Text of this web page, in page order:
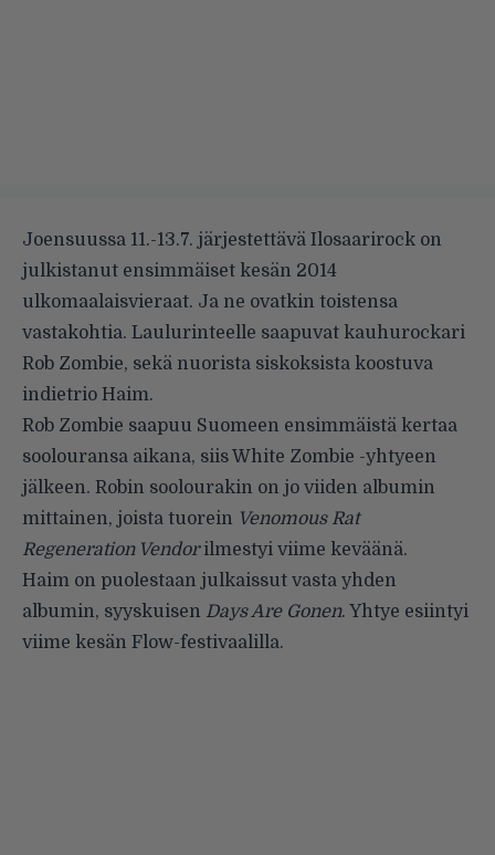
Joensuussa 11.-13.7. järjestettävä Ilosaarirock on
julkistanut ensimmäiset kesän 2014
ulkomaalaisvieraat. Ja ne ovatkin toistensa
vastakohtia. Laulurinteelle saapuvat kauhurockari
Rob Zombie, sekä nuorista siskoksista koostuva
indietrio Haim.
Rob Zombie saapuu Suomeen ensimmäistä kertaa
soolouransa aikana, siis White Zombie -yhtyeen
jälkeen. Robin soolourakin on jo viiden albumin
mittainen, joista tuorein Venomous Rat
Regeneration Vendorilmestyi viime keväänä.
Haim on puolestaan julkaissut vasta yhden
albumin, syyskuisen Days Are Gonen. Yhtye esiintyi
viime kesän Flow-festivaalilla.